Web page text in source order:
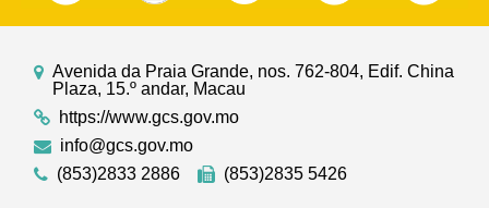
Avenida da Praia Grande, nos. 762-804, Edif. China
Plaza, 15.º andar, Macau
https://www.gcs.gov.mo
info@gcs.gov.mo
(853)2833 2886
(853)2835 5426